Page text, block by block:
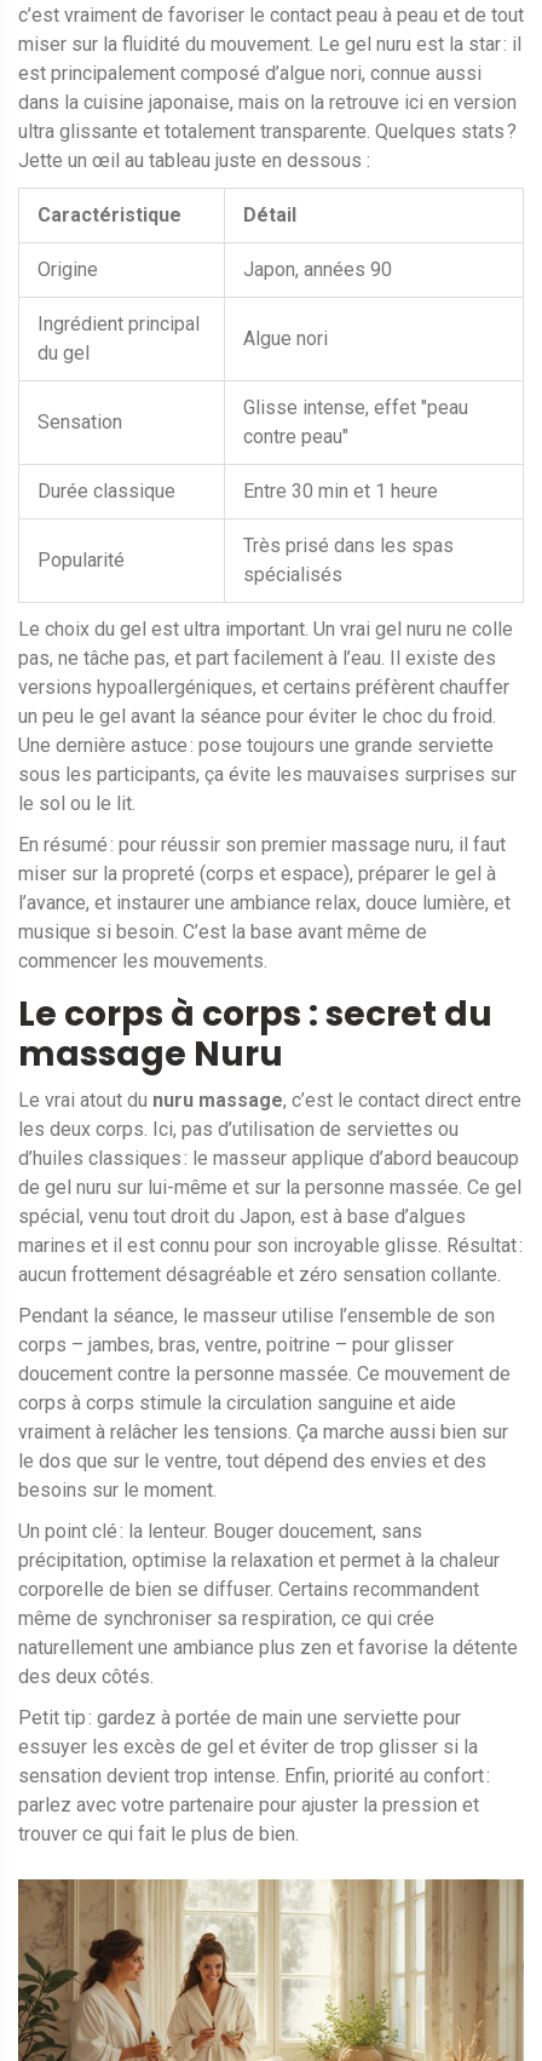
c’est vraiment de favoriser le contact peau à peau et de tout
miser sur la fluidité du mouvement. Le gel nuru est la star : il
est principalement composé d’algue nori, connue aussi
dans la cuisine japonaise, mais on la retrouve ici en version
ultra glissante et totalement transparente. Quelques stats ?
Jette un œil au tableau juste en dessous :
Caractéristique Détail
Origine Japon, années 90
Ingrédient principal
du gel
Algue nori
Sensation
Glisse intense, effet "peau
contre peau"
Durée classique Entre 30 min et 1 heure
Popularité
Très prisé dans les spas
spécialisés
Le choix du gel est ultra important. Un vrai gel nuru ne colle
pas, ne tâche pas, et part facilement à l’eau. Il existe des
versions hypoallergéniques, et certains préfèrent chauffer
un peu le gel avant la séance pour éviter le choc du froid.
Une dernière astuce : pose toujours une grande serviette
sous les participants, ça évite les mauvaises surprises sur
le sol ou le lit.
En résumé : pour réussir son premier massage nuru, il faut
miser sur la propreté (corps et espace), préparer le gel à
l’avance, et instaurer une ambiance relax, douce lumière, et
musique si besoin. C’est la base avant même de
commencer les mouvements.
Le corps à corps : secret du
massage Nuru
Le vrai atout du nuru massage, c’est le contact direct entre
les deux corps. Ici, pas d’utilisation de serviettes ou
d’huiles classiques : le masseur applique d’abord beaucoup
de gel nuru sur lui-même et sur la personne massée. Ce gel
spécial, venu tout droit du Japon, est à base d’algues
marines et il est connu pour son incroyable glisse. Résultat :
aucun frottement désagréable et zéro sensation collante.
Pendant la séance, le masseur utilise l’ensemble de son
corps – jambes, bras, ventre, poitrine – pour glisser
doucement contre la personne massée. Ce mouvement de
corps à corps stimule la circulation sanguine et aide
vraiment à relâcher les tensions. Ça marche aussi bien sur
le dos que sur le ventre, tout dépend des envies et des
besoins sur le moment.
Un point clé : la lenteur. Bouger doucement, sans
précipitation, optimise la relaxation et permet à la chaleur
corporelle de bien se diffuser. Certains recommandent
même de synchroniser sa respiration, ce qui crée
naturellement une ambiance plus zen et favorise la détente
des deux côtés.
Petit tip : gardez à portée de main une serviette pour
essuyer les excès de gel et éviter de trop glisser si la
sensation devient trop intense. Enfin, priorité au confort :
parlez avec votre partenaire pour ajuster la pression et
trouver ce qui fait le plus de bien.